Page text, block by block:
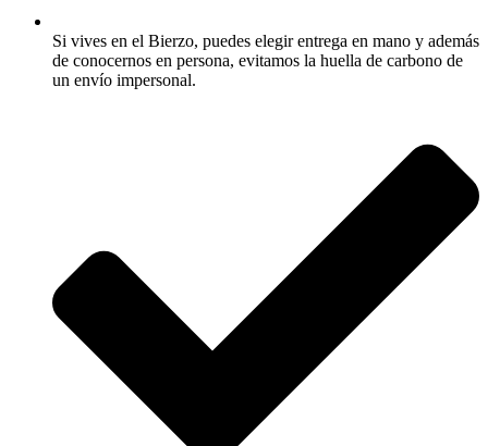
Si vives en el Bierzo, puedes elegir entrega en mano y además
de conocernos en persona, evitamos la huella de carbono de
un envío impersonal.